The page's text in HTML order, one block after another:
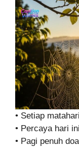
• Setiap
• Percaya hari
• Pagi penuh